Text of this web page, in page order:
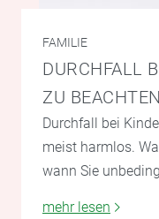
FAMILIE
DURCHFALL
ZU BEACHTEN
Durchfall bei
meist harmlos.
wann Sie
mehr lesen